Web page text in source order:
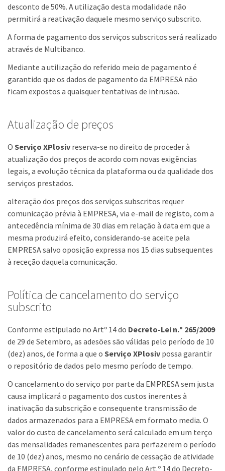
desconto de 50%. A utilização desta modalidade não
permitirá a reativação daquele mesmo serviço subscrito.
A forma de pagamento dos serviços subscritos será realizado
através de Multibanco.
Mediante a utilização do referido meio de pagamento é
garantido que os dados de pagamento da EMPRESA não
ficam expostos a quaisquer tentativas de intrusão.
Atualização de preços
O Serviço XPlosiv reserva-se no direito de proceder à
atualização dos preços de acordo com novas exigências
legais, a evolução técnica da plataforma ou da qualidade dos
serviços prestados.
alteração dos preços dos serviços subscritos requer
comunicação prévia à EMPRESA, via e-mail de registo, com a
antecedência mínima de 30 dias em relação à data em que a
mesma produzirá efeito, considerando-se aceite pela
EMPRESA salvo oposição expressa nos 15 dias subsequentes
à receção daquela comunicação.
Política de cancelamento do serviço
subscrito
Conforme estipulado no Artº 14 do Decreto-Lei n.º 265/2009
de 29 de Setembro, as adesões são válidas pelo período de 10
(dez) anos, de forma a que o Serviço XPlosiv possa garantir
o repositório de dados pelo mesmo período de tempo.
O cancelamento do serviço por parte da EMPRESA sem justa
causa implicará o pagamento dos custos inerentes à
inativação da subscrição e consequente transmissão de
dados armazenados para a EMPRESA em formato media. O
valor do custo de cancelamento será calculado em um terço
das mensalidades remanescentes para perfazerem o período
de 10 (dez) anos, mesmo no cenário de cessação de atividade
da EMPRESA, conforme estipulado pelo Art.º 14 do Decreto-